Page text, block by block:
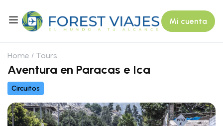
Mi cuenta
Home Tours
Aventura en Paracas e Ica
Circuitos